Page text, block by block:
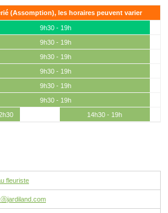
(Assomption), les horaires peuvent varier
9h30 - 19h
9h30 - 19h
9h30 - 19h
9h30 - 19h
9h30 - 19h
9h30 - 19h
14h30 - 19h
fleuriste